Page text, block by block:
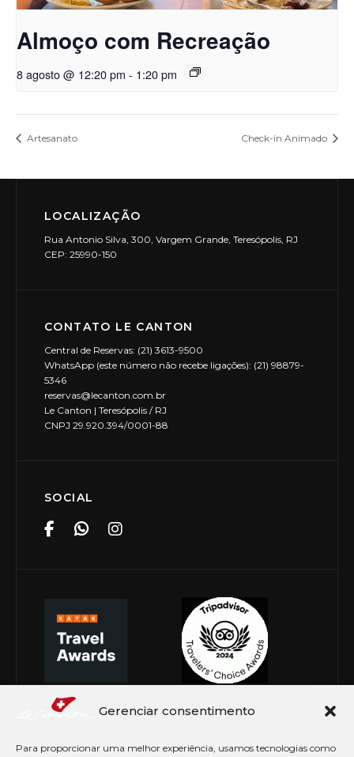
Gerenciar consentimento
Para proporcionar uma melhor experiência, usamos tecnologias como
Almoço com Recreação
8 agosto @ 12:20 pm - 1:20 pm
Artesanato Check-in Animado
LOCALIZAÇÃO
Rua Antonio Silva, 300, Vargem Grande, Teresópolis, RJ
CEP: 25990-150
CONTATO LE CANTON
Central de Reservas: (21) 3613-9500
WhatsApp (este número não recebe ligações): (21) 98879-
5346
reservas@lecanton.com.br
Le Canton | Teresópolis / RJ
CNPJ 29.920.394/0001-88
SOCIAL